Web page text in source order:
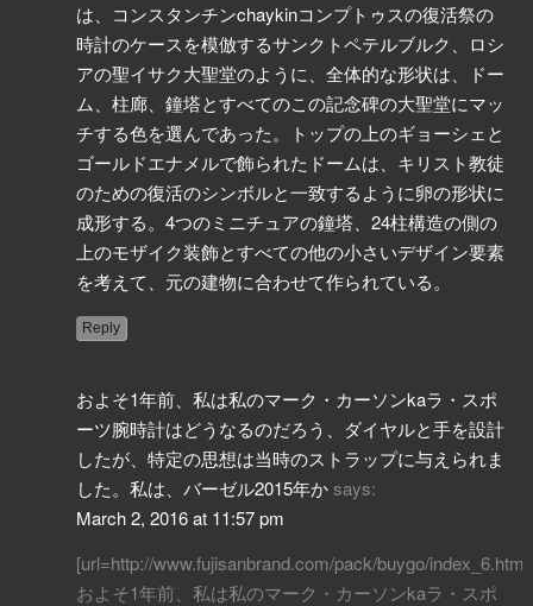
は、コンスタンチンchaykinコンプトゥスの復活祭の
時計のケースを模倣するサンクトペテルブルク、ロシ
アの聖イサク大聖堂のように、全体的な形状は、ドー
ム、柱廊、鐘塔とすべてのこの記念碑の大聖堂にマッ
チする色を選んであった。トップの上のギョーシェと
ゴールドエナメルで飾られたドームは、キリスト教徒
のための復活のシンボルと一致するように卵の形状に
成形する。4つのミニチュアの鐘塔、24柱構造の側の
上のモザイク装飾とすべての他の小さいデザイン要素
を考えて、元の建物に合わせて作られている。
Reply
およそ1年前、私は私のマーク・カーソンkaラ・スポ
ーツ腕時計はどうなるのだろう、ダイヤルと手を設計
したが、特定の思想は当時のストラップに与えられま
した。私は、バーゼル2015年か says:
March 2, 2016 at 11:57 pm
[url=http://www.fujisanbrand.com/pack/buygo/index_6.html]
およそ1年前、私は私のマーク・カーソンkaラ・スポ